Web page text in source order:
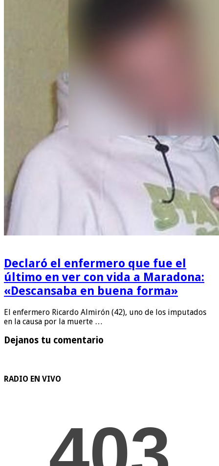
Declaró el enfermero que fue el
último en ver con vida a Maradona:
«Descansaba en buena forma»
El enfermero Ricardo Almirón (42), uno de los imputados
en la causa por la muerte …
Dejanos tu comentario
RADIO EN VIVO